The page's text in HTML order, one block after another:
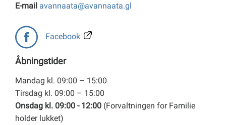
E-mail avannaata@avannaata.gl
Facebook
Åbningstider
Mandag kl. 09:00 – 15:00
Tirsdag kl. 09:00 – 15:00
Onsdag kl. 09:00 - 12:00 (Forvaltningen for Familie
holder lukket)